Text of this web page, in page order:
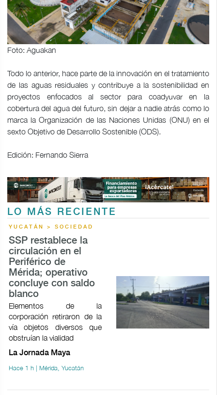
Foto: Aguakan
Todo lo anterior, hace parte de la innovación en el tratamiento
de las aguas residuales y contribuye a la sostenibilidad en
proyectos enfocados al sector para coadyuvar en la
cobertura del agua del futuro, sin dejar a nadie atrás como lo
marca la Organización de las Naciones Unidas (ONU) en el
sexto Objetivo de Desarrollo Sostenible (ODS).
Edición: Fernando Sierra
LO MÁS RECIENTE
YUCATÁN > SOCIEDAD
SSP restablece la
circulación en el
Periférico de
Mérida; operativo
concluye con saldo
blanco
Elementos de la
corporación retiraron de la
vía objetos diversos que
obstruían la vialidad
La Jornada Maya
Hace 1 h | Mérida, Yucatán